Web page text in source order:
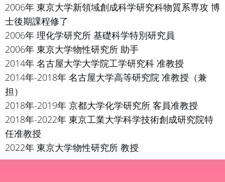
2006年 東京大学新領域創成科学研究科物質系専攻 博
士後期課程修了
2006年 理化学研究所 基礎科学特別研究員
2006年 東京大学物性研究所 助手
2014年 名古屋大学大学院工学研究科 准教授
2014年-2018年 名古屋大学高等研究院 准教授（兼
担）
2018年-2019年 京都大学化学研究所 客員准教授
2018年-2022年 東京工業大学科学技術創成研究院特
任准教授
2022年 東京大学物性研究所 教授